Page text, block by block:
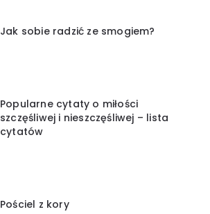
Jak sobie radzić ze smogiem?
Popularne cytaty o miłości
szczęśliwej i nieszczęśliwej – lista
cytatów
Pościel z kory